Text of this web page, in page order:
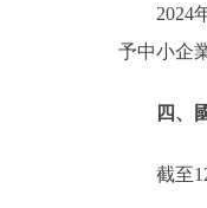
2024
予中小企
四、
截至